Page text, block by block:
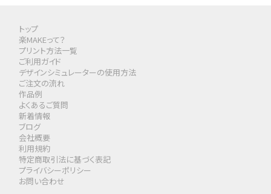
トップ
楽MAKEって？
プリント方法一覧
ご利用ガイド
デザインシミュレーターの使用方法
ご注文の流れ
作品例
よくあるご質問
新着情報
ブログ
会社概要
利用規約
特定商取引法に基づく表記
プライバシーポリシー
お問い合わせ